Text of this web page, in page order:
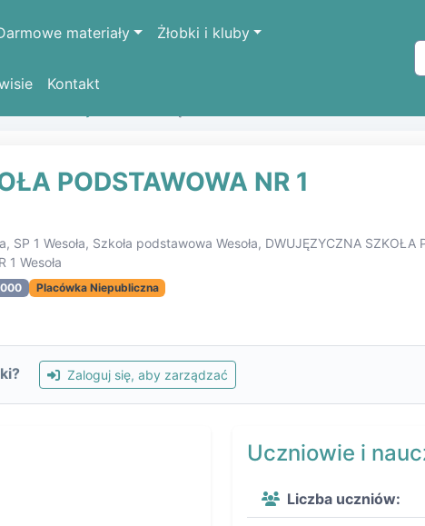
materiały Żłobki i kluby
Kontakt
PODSTAWOWA NR 1
SP 1 Wesoła, Szkoła podstawowa Wesoła, DWUJĘZYCZNA SZKOŁA
1 Wesoła
Placówka Niepubliczna
Zaloguj się, aby zarządzać
Uczniowie i
Liczba uczniów: